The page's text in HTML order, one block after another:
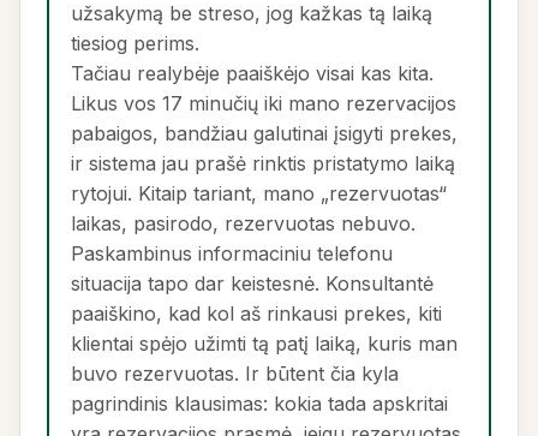
užsakymą be streso, jog kažkas tą laiką
tiesiog perims.
Tačiau realybėje paaiškėjo visai kas kita.
Likus vos 17 minučių iki mano rezervacijos
pabaigos, bandžiau galutinai įsigyti prekes,
ir sistema jau prašė rinktis pristatymo laiką
rytojui. Kitaip tariant, mano „rezervuotas“
laikas, pasirodo, rezervuotas nebuvo.
Paskambinus informaciniu telefonu
situacija tapo dar keistesnė. Konsultantė
paaiškino, kad kol aš rinkausi prekes, kiti
klientai spėjo užimti tą patį laiką, kuris man
buvo rezervuotas. Ir būtent čia kyla
pagrindinis klausimas: kokia tada apskritai